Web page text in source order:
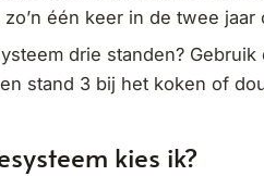
één keer in de twee
drie standen?
stand 3 bij het koken of
kies ik?